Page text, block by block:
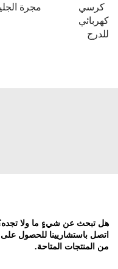
كرسي
كهربائي
للدرج
مجرة
هل تبحث عن شيءٍ ما ولا
اتصل باستشاريينا للحصول
من المنتجات المتاحة.